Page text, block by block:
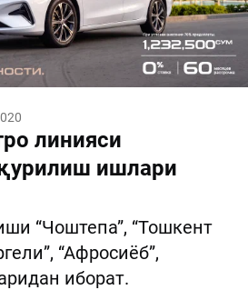
линияси
ишлари
“Чоштепа”, “Тошкент
“Афросиёб”,
иборат.